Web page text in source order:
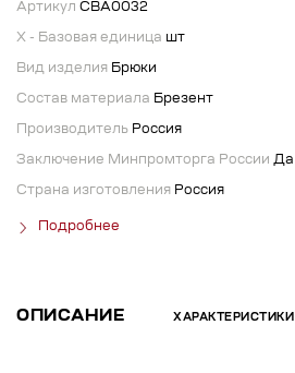
Артикул СВА0032
X - Базовая единица шт
Вид изделия Брюки
Состав материала Брезент
Производитель Россия
Заключение Минпромторга России Да
Страна изготовления Россия
Подробнее
ОПИСАНИЕ ХАРАКТЕРИСТИКИ